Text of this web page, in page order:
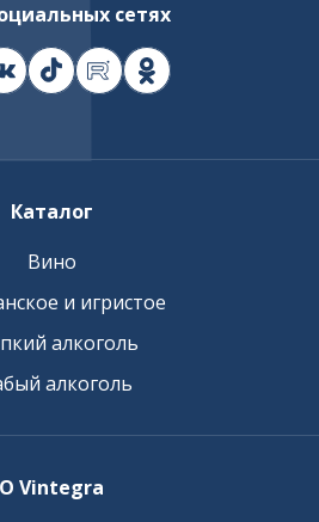
сетях
Каталог
Вино
и игристое
алкоголь
алкоголь
О Vintegra